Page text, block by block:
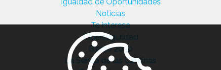
Noticias
Te interesa
Ciberseguridad
Bierzo 2030
La Senda de las Cantinas